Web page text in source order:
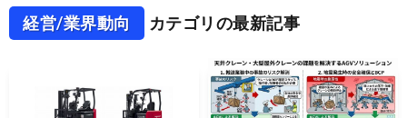
経営/業界動向 カテゴリの最新記事